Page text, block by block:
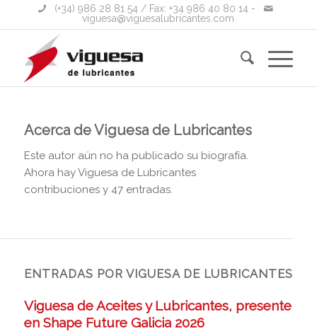
(+34) 986 28 81 54 / Fax: +34 986 40 80 14 -
viguesa@viguesalubricantes.com
Acerca deViguesa de Lubricantes
Este autor aún no ha publicado su biografía.
Ahora hayViguesa de Lubricantes
contribuciones y 47 entradas.
ENTRADAS POR VIGUESA DE LUBRICANTES
Viguesa de Aceites y Lubricantes, presente
en Shape Future Galicia 2026